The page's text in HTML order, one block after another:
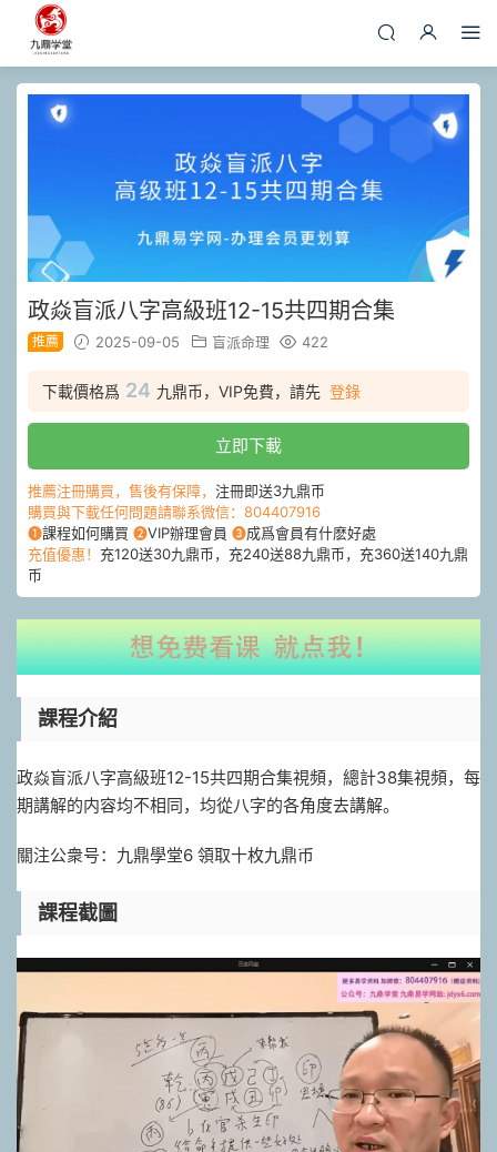
政焱盲派八字高級班12-15共四期合集
推薦 2025-09-05 盲派命理 422
下載價格爲 24 九鼎币，VIP免費，請先 登錄
立即下載
推薦注冊購買，售後有保障， 注冊即送3九鼎币
購買與下載任何問題請聯系微信：804407916
❶課程如何購買 ❷VIP辦理會員 ❸成爲會員有什麽好處
充值優惠！ 充120送30九鼎币，充240送88九鼎币，充360送140九鼎
币
課程介紹
政焱盲派八字高級班12-15共四期合集視頻，總計38集視頻，每
期講解的内容均不相同，均從八字的各角度去講解。
關注公衆号：九鼎學堂6 領取十枚九鼎币
課程截圖